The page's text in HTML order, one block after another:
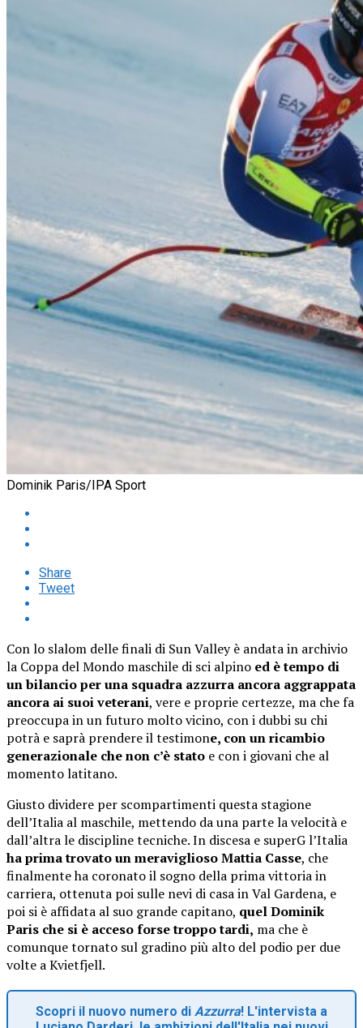
Dominik Paris/IPA Sport
Share
Tweet
Con lo slalom delle finali di Sun Valley è andata in archivio
la Coppa del Mondo maschile di sci alpino ed è tempo di
un bilancio per una squadra azzurra ancora aggrappata
ancora ai suoi veterani, vere e proprie certezze, ma che fa
preoccupa in un futuro molto vicino, con i dubbi su chi
potrà e saprà prendere il testimone, con un ricambio
generazionale che non c’è stato e con i giovani che al
momento latitano.
Giusto dividere per scompartimenti questa stagione
dell’Italia al maschile, mettendo da una parte la velocità e
dall’altra le discipline tecniche. In discesa e superG l’Italia
ha prima trovato un meraviglioso Mattia Casse, che
finalmente ha coronato il sogno della prima vittoria in
carriera, ottenuta poi sulle nevi di casa in Val Gardena, e
poi si è affidata al suo grande capitano, quel Dominik
Paris che si è acceso forse troppo tardi, ma che è
comunque tornato sul gradino più alto del podio per due
volte a Kvietfjell.
Scopri il nuovo numero di Azzurra! L'intervista a